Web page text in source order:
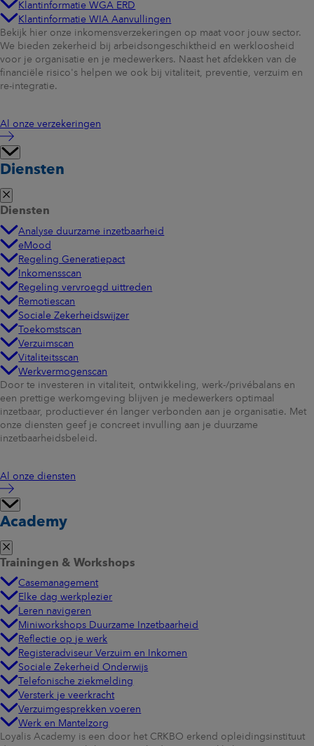
Klantinformatie WGA ERD
Klantinformatie WIA Aanvullingen
Bekijk hier onze inkomensverzekeringen op maat voor jouw sector.
We bieden zekerheid bij arbeidsongeschiktheid en werkloosheid
voor je organisatie en je medewerkers. Naast het afdekken van de
financiële risico's helpen we ook bij vitaliteit, preventie, verzuim en
re-integratie.
Al onze verzekeringen
Diensten
Diensten
Analyse duurzame inzetbaarheid
eMood
Regeling Generatiepact
Inkomensscan
Regeling vervroegd uittreden
Remotiescan
Sociale Zekerheidswijzer
Toekomstscan
Verzuimscan
Vitaliteitsscan
Werkvermogenscan
Door te investeren in vitaliteit, ontwikkeling, werk-/privébalans en
een prettige werkomgeving blijven je medewerkers optimaal
inzetbaar, productiever én langer verbonden aan je organisatie. Met
onze diensten geef je concreet invulling aan je duurzame
inzetbaarheidsbeleid.
Al onze diensten
Academy
Trainingen & Workshops
Casemanagement
Elke dag werkplezier
Leren navigeren
Miniworkshops Duurzame Inzetbaarheid
Reflectie op je werk
Registeradviseur Verzuim en Inkomen
Sociale Zekerheid Onderwijs
Telefonische ziekmelding
Versterk je veerkracht
Verzuimgesprekken voeren
Werk en Mantelzorg
Loyalis Academy is een door het CRKBO erkend opleidingsinstituut